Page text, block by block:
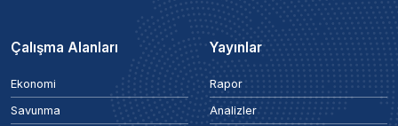
Çalışma Alanları
Ekonomi
Savunma
Yayınlar
Rapor
Analizler